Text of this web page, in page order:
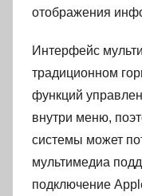
отображения
Интерфейс
традиционном
функций
внутри меню,
системы может
мультимедиа
подключение